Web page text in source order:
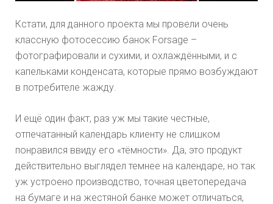
Кстати, для данного проекта мы провели очень
классную фотосессию банок Forsage –
фотографировали и сухими, и охлаждёнными, и с
капельками конденсата, которые прямо возбуждают
в потребителе жажду.
И ещё один факт, раз уж мы такие честные,
отпечатанный календарь клиенту не слишком
понравился ввиду его «тёмности». Да, это продукт
действительно выглядел темнее на календаре, но так
уж устроено производство, точная цветопередача
на бумаге и на жестяной банке может отличаться,